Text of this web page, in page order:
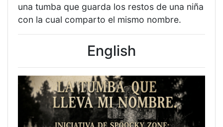
una tumba que guarda los restos de una niña
con la cual comparto el mismo nombre.
English